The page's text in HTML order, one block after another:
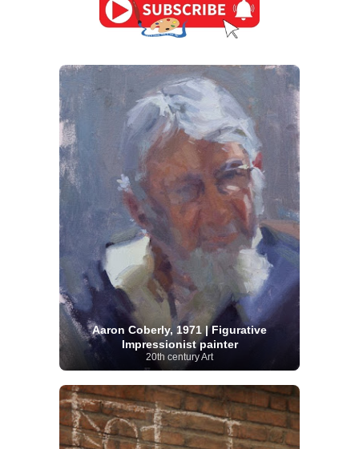
Aaron Coberly, 1971 | Figurative
Impressionist painter
20th century Art